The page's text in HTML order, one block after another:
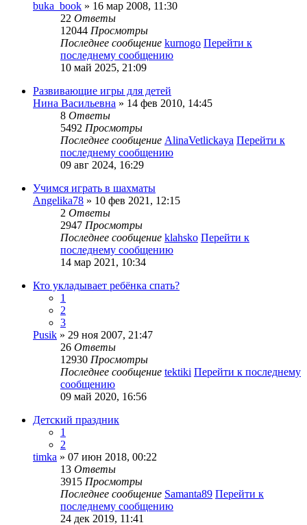
buka_book » 16 мар 2008, 11:30
22 Ответы
12044 Просмотры
Последнее сообщение kurnogo Перейти к
последнему сообщению
10 май 2025, 21:09
Развивающие игры для детей
Нина Васильевна » 14 фев 2010, 14:45
8 Ответы
5492 Просмотры
Последнее сообщение AlinaVetlickaya Перейти к
последнему сообщению
09 авг 2024, 16:29
Учимся играть в шахматы
Angelika78 » 10 фев 2021, 12:15
2 Ответы
2947 Просмотры
Последнее сообщение klahsko Перейти к
последнему сообщению
14 мар 2021, 10:34
Кто укладывает ребёнка спать?
1
2
3
Pusik » 29 ноя 2007, 21:47
26 Ответы
12930 Просмотры
Последнее сообщение tektiki Перейти к последнему
сообщению
09 май 2020, 16:56
Детский праздник
1
2
timka » 07 июн 2018, 00:22
13 Ответы
3915 Просмотры
Последнее сообщение Samanta89 Перейти к
последнему сообщению
24 дек 2019, 11:41